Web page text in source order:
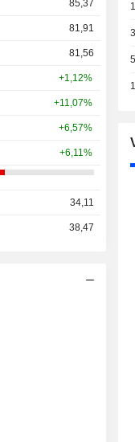
85,37
81,91
81,56
+1,12%
+11,07%
+6,57%
+6,11%
34,11
38,47